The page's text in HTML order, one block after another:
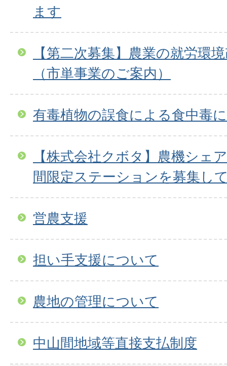
ます
【第二次募集】農業の就労環
（市単事業のご案内）
有毒植物の誤食による食中毒
【株式会社クボタ】農機シェ
間限定ステーションを募集し
営農支援
担い手支援について
農地の管理について
中山間地域等直接支払制度